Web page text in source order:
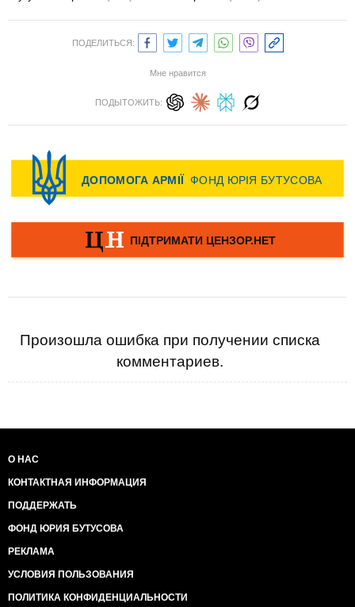
ПОДЕЛИТЬСЯ:
Мне нравится
ПОДЫТОЖИТЬ:
Произошла ошибка при получении списка
комментариев.
О НАС
КОНТАКТНАЯ ИНФОРМАЦИЯ
ПОДДЕРЖАТЬ
ФОНД ЮРИЯ БУТУСОВА
РЕКЛАМА
УСЛОВИЯ ПОЛЬЗОВАНИЯ
ПОЛИТИКА КОНФИДЕНЦИАЛЬНОСТИ